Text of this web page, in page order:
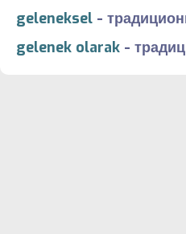
geleneksel -
gelenek olarak -